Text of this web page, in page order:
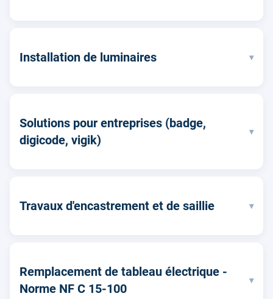
Installation de luminaires ▾
Solutions pour entreprises (badge,
digicode, vigik)
▾
Travaux d'encastrement et de saillie ▾
Remplacement de tableau électrique -
Norme NF C 15-100
▾